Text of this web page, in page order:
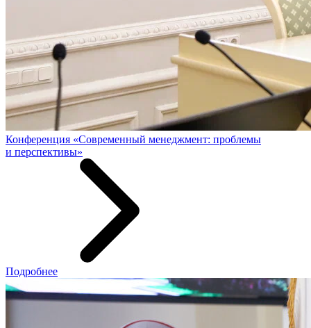
Конференция «Современный менеджмент: проблемы
и перспективы»
Подробнее